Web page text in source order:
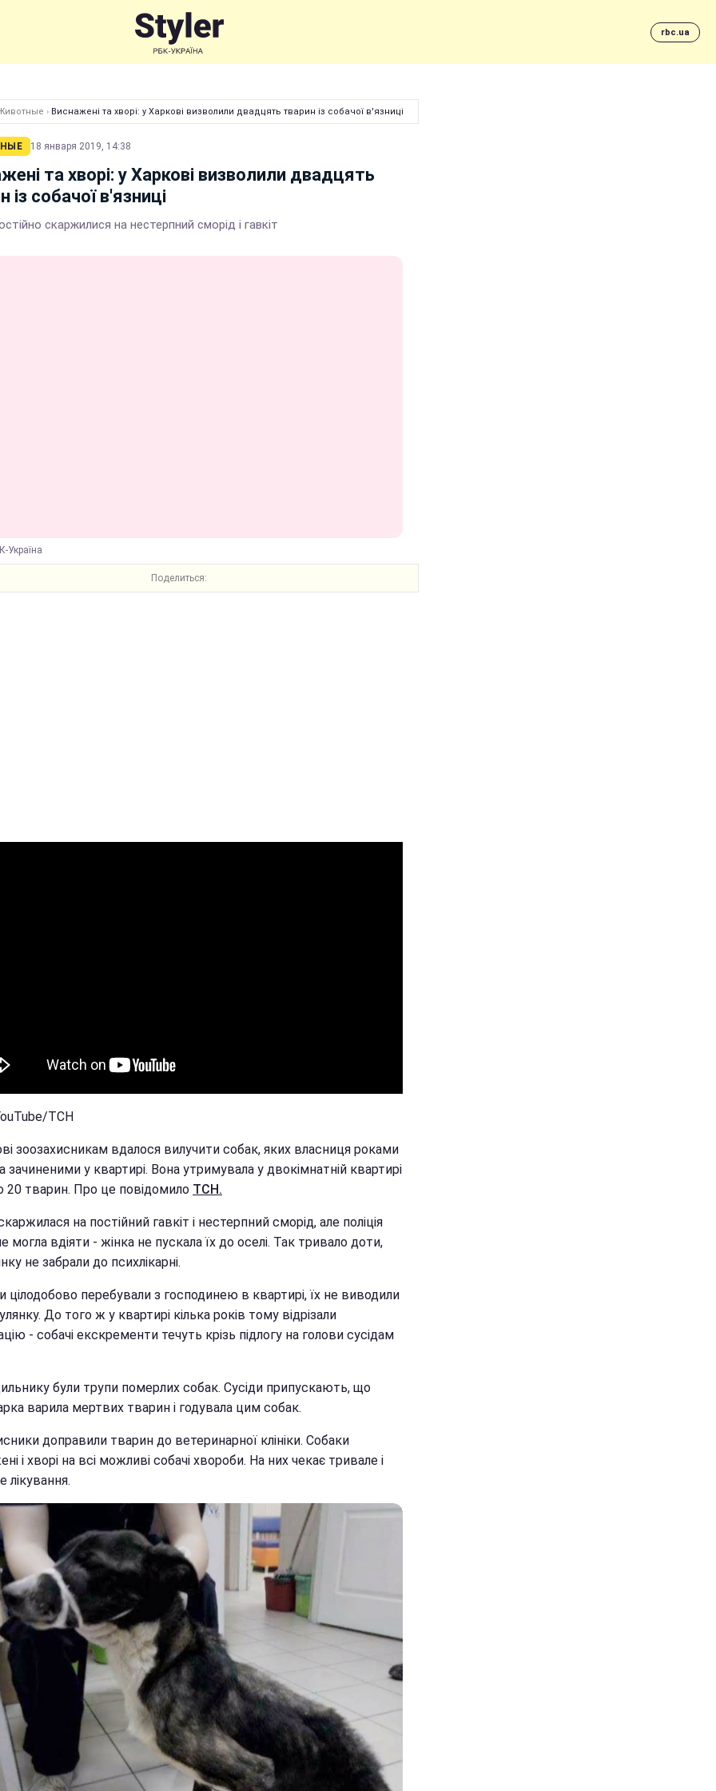
rbc.ua
› Виснажені та хворі: у Харкові визволили двадцять тварин із собачої в'язниці
18 января 2019, 14:38
та хворі: у Харкові визволили двадцять
із собачої в'язниці
скаржилися на нестерпний сморід і гавкіт
Україна
Поделиться:
ТСН
зоозахисникам вдалося вилучити собак, яких власниця роками
зачиненими у квартирі. Вона утримувала у двокімнатній квартирі
20 тварин. Про це повідомило ТСН.
на постійний гавкіт і нестерпний сморід, але поліція
могла вдіяти - жінка не пускала їх до оселі. Так тривало доти,
не забрали до психлікарні.
цілодобово перебували з господинею в квартирі, їх не виводили
До того ж у квартирі кілька років тому відрізали
- собачі екскременти течуть крізь підлогу на голови сусідам
були трупи померлих собак. Сусіди припускають, що
варила мертвих тварин і годувала цим собак.
доправили тварин до ветеринарної клініки. Собаки
і хворі на всі можливі собачі хвороби. На них чекає тривале і
лікування.